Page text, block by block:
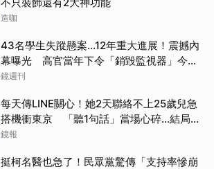
造咖
43名學生失蹤懸案...12年重大進展！震撼內
幕曝光 高官當年下令「銷毀監視器」今遭
逮
鏡週刊
每天傳LINE關心！她2天聯絡不上25歲兒急
搭機衝東京 「聽1句話」當場心碎...結局看
哭網
鏡報
挺柯名醫也急了！民眾黨驚傳「支持率慘崩